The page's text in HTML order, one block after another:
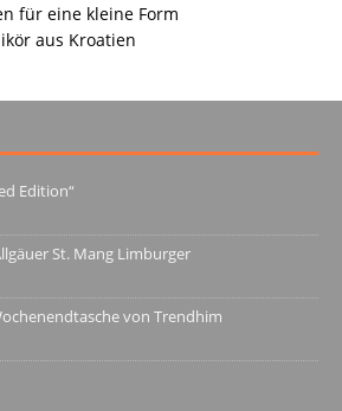
für eine kleine Form
aus Kroatien
Edition“
St. Mang Limburger
von Trendhim